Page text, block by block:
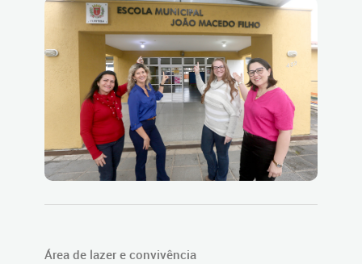
Área de lazer e convivência